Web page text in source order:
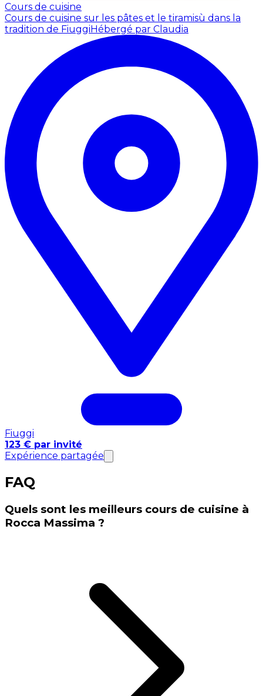
Cours de cuisine
Cours de cuisine sur les pâtes et le tiramisù dans la
tradition de FiuggiHébergé par Claudia
Fiuggi
123 € par invité
Expérience partagée
FAQ
Quels sont les meilleurs cours de cuisine à
Rocca Massima ?